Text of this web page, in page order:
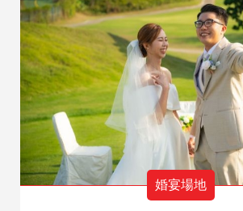
婚宴場地